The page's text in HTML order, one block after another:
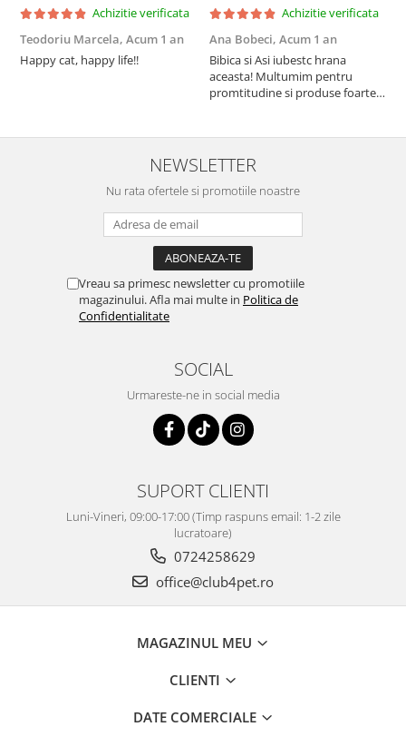
Achizitie verificata
Teodoriu Marcela, Acum 1 an
Happy cat, happy life!!
Achizitie verificata
Ana Bobeci, Acum 1 an
Bibica si Asi iubestc hrana
aceasta! Multumim pentru
promtitudine si produse foarte
NEWSLETTER
Nu rata ofertele si promotiile noastre
Vreau sa primesc newsletter cu promotiile
magazinului. Afla mai multe in Politica de
Confidentialitate
SOCIAL
Urmareste-ne in social media
SUPORT CLIENTI
Luni-Vineri, 09:00-17:00 (Timp raspuns email: 1-2 zile
lucratoare)
0724258629
office@club4pet.ro
MAGAZINUL MEU
CLIENTI
DATE COMERCIALE